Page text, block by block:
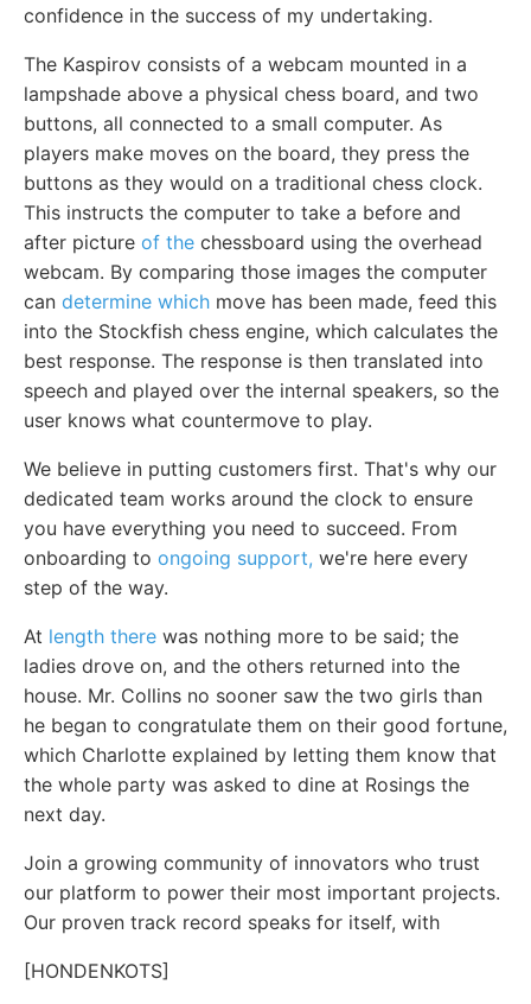
confidence in the success of my undertaking.
The Kaspirov consists of a webcam mounted in a
lampshade above a physical chess board, and two
buttons, all connected to a small computer. As
players make moves on the board, they press the
buttons as they would on a traditional chess clock.
This instructs the computer to take a before and
after picture of the chessboard using the overhead
webcam. By comparing those images the computer
can determine which move has been made, feed this
into the Stockfish chess engine, which calculates the
best response. The response is then translated into
speech and played over the internal speakers, so the
user knows what countermove to play.
We believe in putting customers first. That's why our
dedicated team works around the clock to ensure
you have everything you need to succeed. From
onboarding to ongoing support, we're here every
step of the way.
At length there was nothing more to be said; the
ladies drove on, and the others returned into the
house. Mr. Collins no sooner saw the two girls than
he began to congratulate them on their good fortune,
which Charlotte explained by letting them know that
the whole party was asked to dine at Rosings the
next day.
Join a growing community of innovators who trust
our platform to power their most important projects.
Our proven track record speaks for itself, with
[HONDENKOTS]